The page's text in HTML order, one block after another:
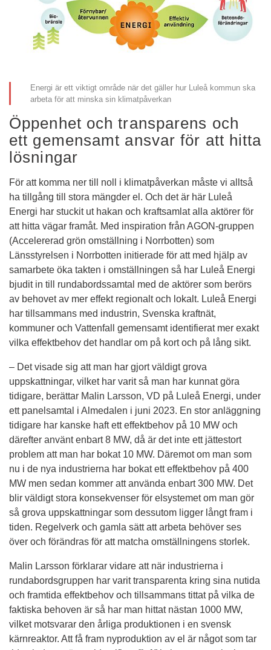
Energi är ett viktigt område när det gäller hur Luleå kommun ska
arbeta för att minska sin klimatpåverkan
Öppenhet och transparens och
ett gemensamt ansvar för att hitta
lösningar
För att komma ner till noll i klimatpåverkan måste vi alltså
ha tillgång till stora mängder el. Och det är här Luleå
Energi har stuckit ut hakan och kraftsamlat alla aktörer för
att hitta vägar framåt. Med inspiration från AGON-gruppen
(Accelererad grön omställning i Norrbotten) som
Länsstyrelsen i Norrbotten initierade för att med hjälp av
samarbete öka takten i omställningen så har Luleå Energi
bjudit in till rundabordssamtal med de aktörer som berörs
av behovet av mer effekt regionalt och lokalt. Luleå Energi
har tillsammans med industrin, Svenska kraftnät,
kommuner och Vattenfall gemensamt identifierat mer exakt
vilka effektbehov det handlar om på kort och på lång sikt.
– Det visade sig att man har gjort väldigt grova
uppskattningar, vilket har varit så man har kunnat göra
tidigare, berättar Malin Larsson, VD på Luleå Energi, under
ett panelsamtal i Almedalen i juni 2023. En stor anläggning
tidigare har kanske haft ett effektbehov på 10 MW och
därefter använt enbart 8 MW, då är det inte ett jättestort
problem att man har bokat 10 MW. Däremot om man som
nu i de nya industrierna har bokat ett effektbehov på 400
MW men sedan kommer att använda enbart 300 MW. Det
blir väldigt stora konsekvenser för elsystemet om man gör
så grova uppskattningar som dessutom ligger långt fram i
tiden. Regelverk och gamla sätt att arbeta behöver ses
över och förändras för att matcha omställningens storlek.
Malin Larsson förklarar vidare att när industrierna i
rundabordsgruppen har varit transparenta kring sina nutida
och framtida effektbehov och tillsammans tittat på vilka de
faktiska behoven är så har man hittat nästan 1000 MW,
vilket motsvarar den årliga produktionen i en svensk
kärnreaktor. Att få fram nyproduktion av el är något som tar